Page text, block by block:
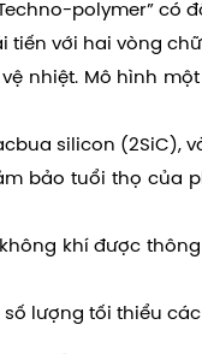
polymer” có
tiến với hai vòng
nhiệt. Mô hình
silicon (2SiC),
bảo tuổi thọ của
khí được
lượng tối thiểu